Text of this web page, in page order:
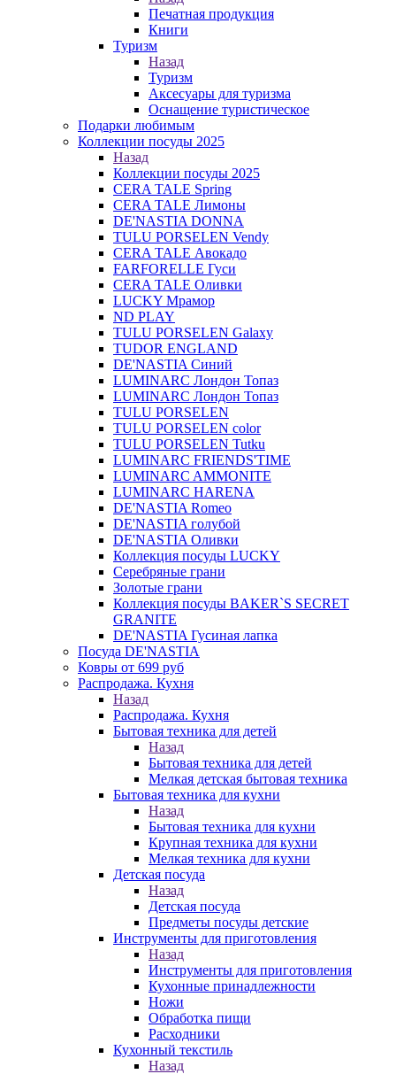
Печатная продукция
Книги
Туризм
Назад
Туризм
Аксесуары для туризма
Оснащение туристическое
Подарки любимым
Коллекции посуды 2025
Назад
Коллекции посуды 2025
CERA TALE Spring
CERA TALE Лимоны
DE'NASTIA DONNA
TULU PORSELEN Vendy
CERA TALE Авокадо
FARFORELLE Гуси
CERA TALE Оливки
LUCKY Мрамор
ND PLAY
TULU PORSELEN Galaxy
TUDOR ENGLAND
DE'NASTIA Синий
LUMINARC Лондон Топаз
LUMINARC Лондон Топаз
TULU PORSELEN
TULU PORSELEN color
TULU PORSELEN Tutku
LUMINARC FRIENDS'TIME
LUMINARC AMMONITE
LUMINARC HARENA
DE'NASTIA Romeo
DE'NASTIA голубой
DE'NASTIA Оливки
Коллекция посуды LUCKY
Серебряные грани
Золотые грани
Коллекция посуды BAKER`S SECRET
GRANITE
DE'NASTIA Гусиная лапка
Посуда DE'NASTIA
Ковры от 699 руб
Распродажа. Кухня
Назад
Распродажа. Кухня
Бытовая техника для детей
Назад
Бытовая техника для детей
Мелкая детская бытовая техника
Бытовая техника для кухни
Назад
Бытовая техника для кухни
Крупная техника для кухни
Мелкая техника для кухни
Детская посуда
Назад
Детская посуда
Предметы посуды детские
Инструменты для приготовления
Назад
Инструменты для приготовления
Кухонные принадлежности
Ножи
Обработка пищи
Расходники
Кухонный текстиль
Назад